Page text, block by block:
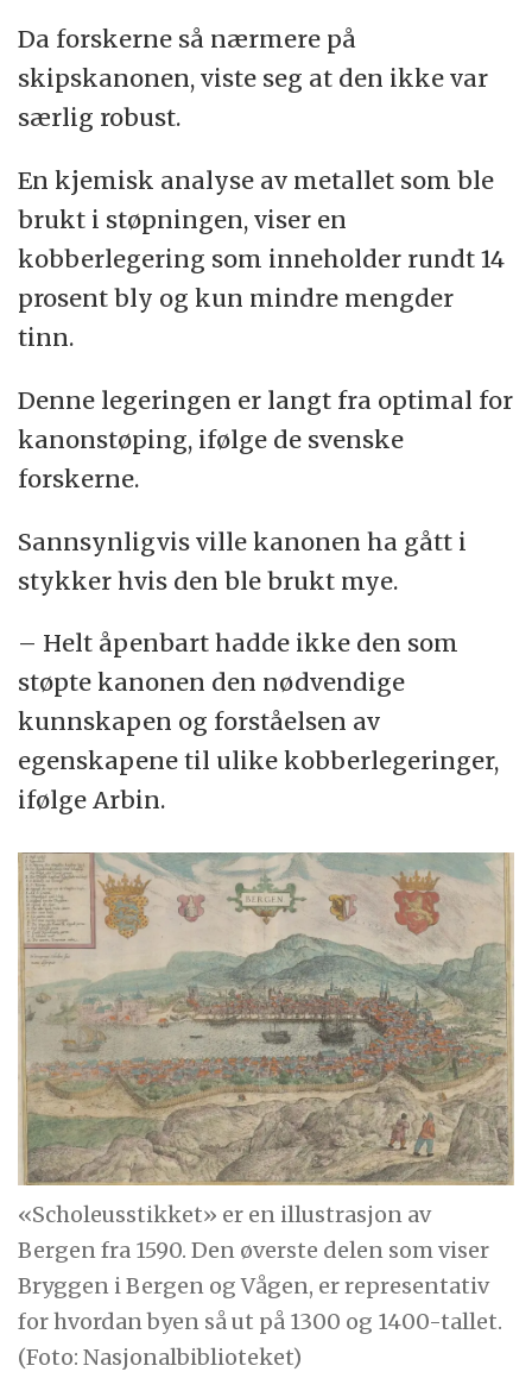
Da forskerne så nærmere på
skipskanonen, viste seg at den ikke var
særlig robust.
En kjemisk analyse av metallet som ble
brukt i støpningen, viser en
kobberlegering som inneholder rundt 14
prosent bly og kun mindre mengder
tinn.
Denne legeringen er langt fra optimal for
kanonstøping, ifølge de svenske
forskerne.
Sannsynligvis ville kanonen ha gått i
stykker hvis den ble brukt mye.
– Helt åpenbart hadde ikke den som
støpte kanonen den nødvendige
kunnskapen og forståelsen av
egenskapene til ulike kobberlegeringer,
ifølge Arbin.
«Scholeusstikket» er en illustrasjon av
Bergen fra 1590. Den øverste delen som viser
Bryggen i Bergen og Vågen, er representativ
for hvordan byen så ut på 1300 og 1400-tallet.
(Foto: Nasjonalbiblioteket)